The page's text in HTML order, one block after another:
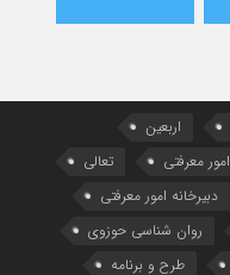
اربعین
امور معرفتی
تعالی
دبیرخانه امور معرفتی
روان شناسی حوزوی
طرح و برنامه